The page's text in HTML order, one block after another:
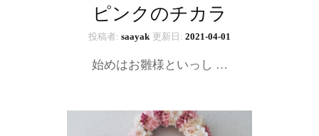
ピンクのチカラ
投稿者: saayak 更新日: 2021-04-01
始めはお雛様といっし …